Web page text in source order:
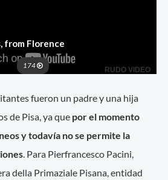
fueron un padre y una hija
de Pisa, ya que por el momento
y todavía no se permite la
. Para Pierfrancesco Pacini,
della Primaziale Pisana, entidad